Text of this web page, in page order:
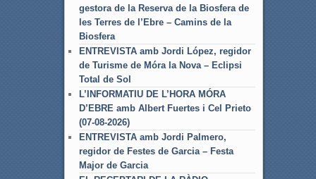
gestora de la Reserva de la Biosfera de
les Terres de l’Ebre – Camins de la
Biosfera
ENTREVISTA amb Jordi López, regidor
de Turisme de Móra la Nova – Eclipsi
Total de Sol
L’INFORMATIU DE L’HORA MÓRA
D’EBRE amb Albert Fuertes i Cel Prieto
(07-08-2026)
ENTREVISTA amb Jordi Palmero,
regidor de Festes de Garcia – Festa
Major de Garcia